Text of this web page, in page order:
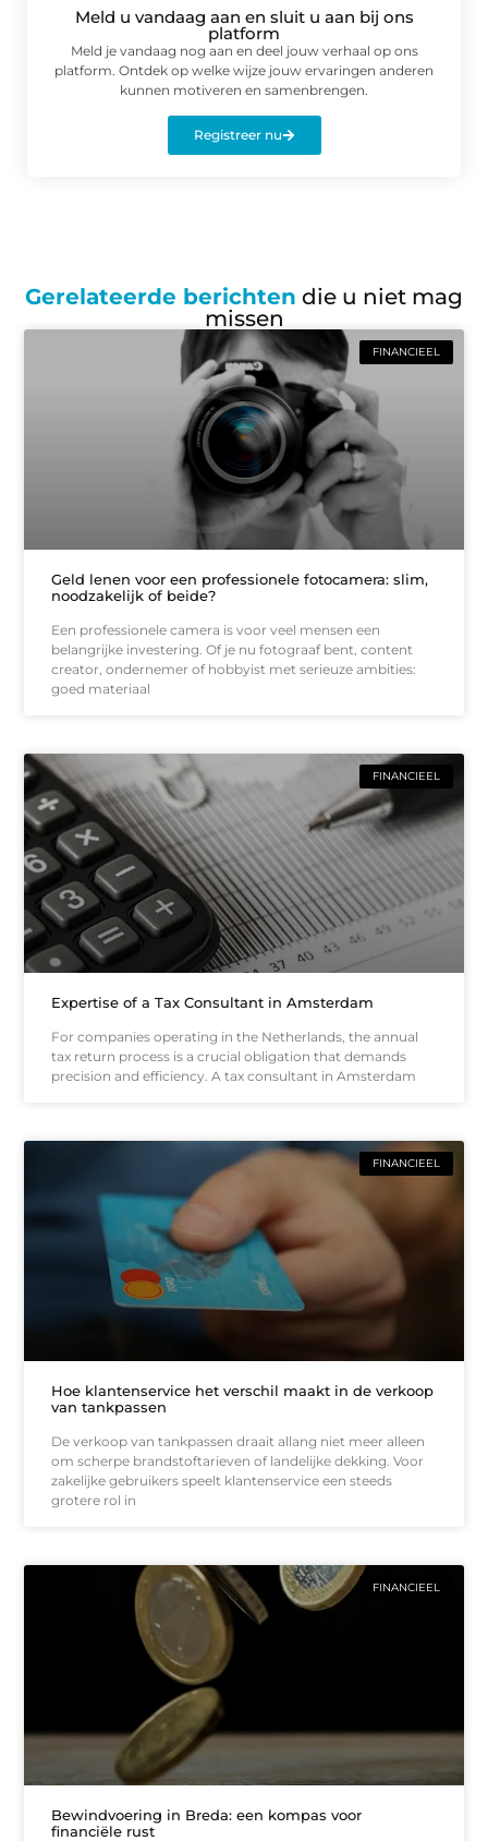
Meld u vandaag aan en sluit u aan bij ons
platform
Meld je vandaag nog aan en deel jouw verhaal op ons
platform. Ontdek op welke wijze jouw ervaringen anderen
kunnen motiveren en samenbrengen.
Registreer nu
Gerelateerde berichten die u niet mag
missen
FINANCIEEL
Geld lenen voor een professionele fotocamera: slim,
noodzakelijk of beide?
Een professionele camera is voor veel mensen een
belangrijke investering. Of je nu fotograaf bent, content
creator, ondernemer of hobbyist met serieuze ambities:
goed materiaal
FINANCIEEL
Expertise of a Tax Consultant in Amsterdam
For companies operating in the Netherlands, the annual
tax return process is a crucial obligation that demands
precision and efficiency. A tax consultant in Amsterdam
FINANCIEEL
Hoe klantenservice het verschil maakt in de verkoop
van tankpassen
De verkoop van tankpassen draait allang niet meer alleen
om scherpe brandstoftarieven of landelijke dekking. Voor
zakelijke gebruikers speelt klantenservice een steeds
grotere rol in
FINANCIEEL
Bewindvoering in Breda: een kompas voor
financiële rust